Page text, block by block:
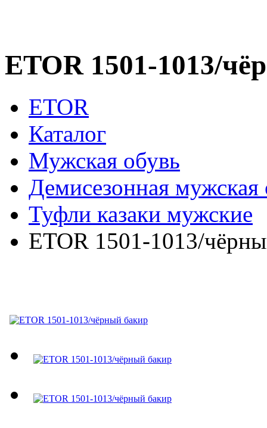
ETOR 1501-1013/
ETOR
Каталог
Мужская обувь
Демисезонная мужская
Туфли казаки мужские
ETOR 1501-1013/